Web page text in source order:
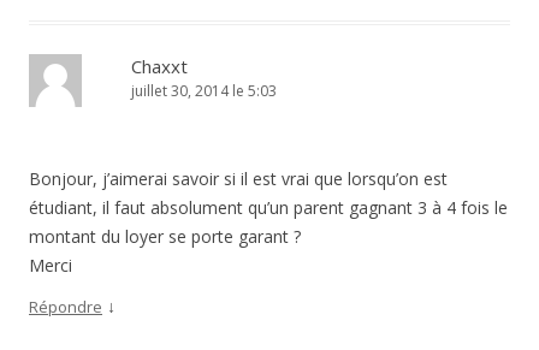
Chaxxt
juillet 30, 2014 le 5:03
Bonjour, j’aimerai savoir si il est vrai que lorsqu’on est
étudiant, il faut absolument qu’un parent gagnant 3 à 4 fois le
montant du loyer se porte garant ?
Merci
Répondre ↓